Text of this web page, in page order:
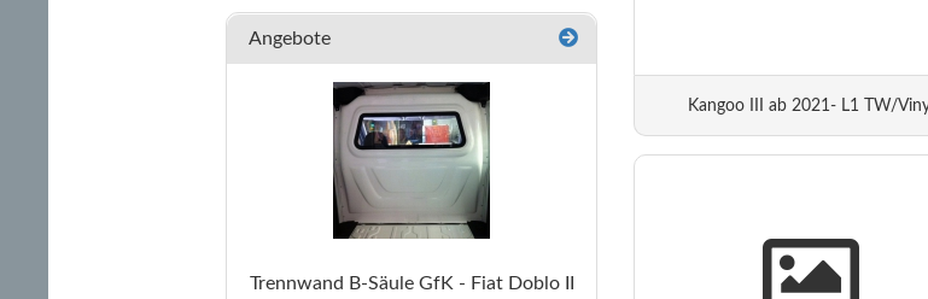
Kangoo III ab 2021- L1 TW/
Angebote
Trennwand B-Säule GfK - Fiat Doblo II